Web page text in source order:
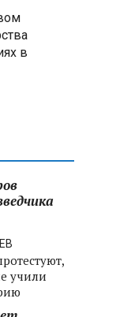
в
учили